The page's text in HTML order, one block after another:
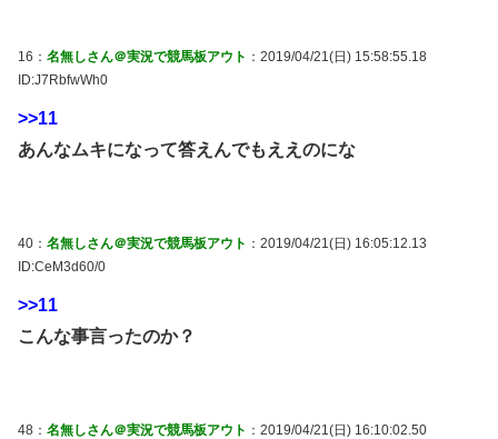
16： 名無しさん＠実況で競馬板アウト ：2019/04/21(日) 15:58:55.18
ID:J7RbfwWh0
>>11
あんなムキになって答えんでもええのにな
40： 名無しさん＠実況で競馬板アウト ：2019/04/21(日) 16:05:12.13
ID:CeM3d60/0
>>11
こんな事言ったのか？
48： 名無しさん＠実況で競馬板アウト ：2019/04/21(日) 16:10:02.50